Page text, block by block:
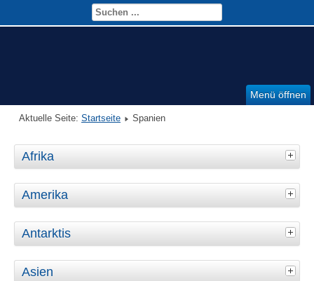
Menü öffnen
Aktuelle Seite: Startseite Spanien
Afrika
Amerika
Antarktis
Asien